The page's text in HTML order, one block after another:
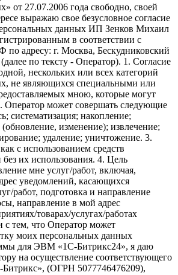
от 27.07.2006 года свободно, своей
выражаю свое безусловное согласие
данных ИП Зенков Михаил
в соответствии с
по адресу: г. Москва, Бескудниковский
по тексту - Оператор). 1. Согласие
нескольких или всех категорий
не являющихся специальными или
мною, которые могут
Оператор может совершать следующие
систематизация; накопление;
изменение); извлечение;
удаление; уничтожение. 3.
с использованием средств
без их использования. 4. Цель
мне услуг/работ, включая,
уведомлений, касающихся
работ, подготовка и направление
направление в мой адрес
товарах/услугах/работах
с тем, что Оператор может
моих персональных данных
для ЭВМ «1С-Битрикс24», я даю
на осуществление соответствующего
(ОГРН 5077746476209),